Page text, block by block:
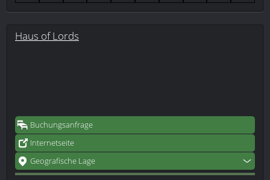
Haus of Lords
Buchungsanfrage
Internetseite
Geografische Lage